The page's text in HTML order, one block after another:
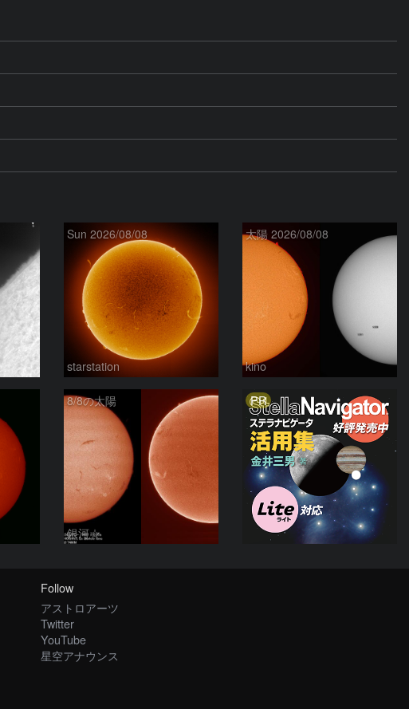
Sun 2026/08/08
starstation
太陽 2026/08/08
kino
8/8の太陽
銀河☆
PR
Follow
アストロアーツ
Twitter
YouTube
星空アナウンス